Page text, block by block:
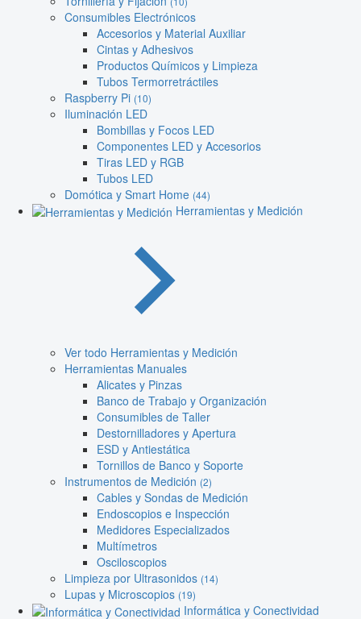
Consumibles Electrónicos
Accesorios y Material Auxiliar
Cintas y Adhesivos
Productos Químicos y Limpieza
Tubos Termorretráctiles
Raspberry Pi (10)
Iluminación LED
Bombillas y Focos LED
Componentes LED y Accesorios
Tiras LED y RGB
Tubos LED
Domótica y Smart Home (44)
Herramientas y Medición
Ver todo Herramientas y Medición
Herramientas Manuales
Alicates y Pinzas
Banco de Trabajo y Organización
Consumibles de Taller
Destornilladores y Apertura
ESD y Antiestática
Tornillos de Banco y Soporte
Instrumentos de Medición (2)
Cables y Sondas de Medición
Endoscopios e Inspección
Medidores Especializados
Multímetros
Osciloscopios
Limpieza por Ultrasonidos (14)
Lupas y Microscopios (19)
Informática y Conectividad